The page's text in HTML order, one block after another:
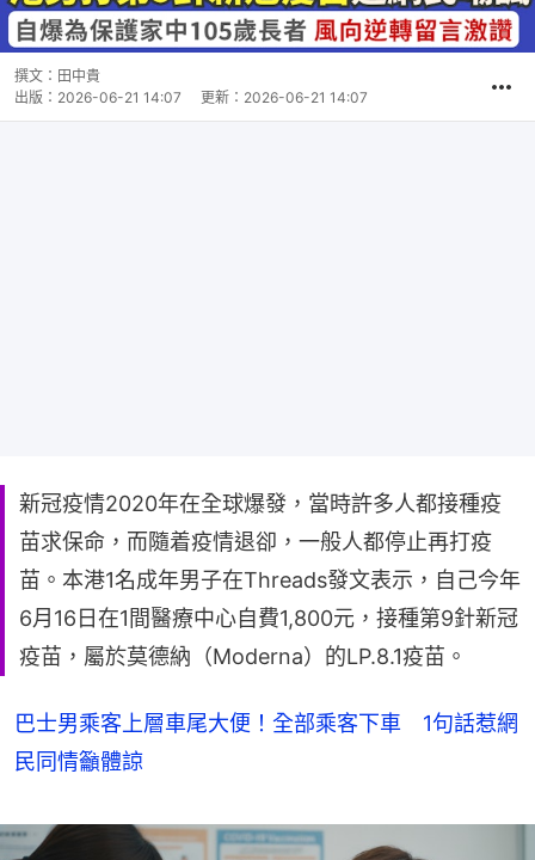
撰文： 田中貴
出版： 2026-06-21 14:07 更新： 2026-06-21 14:07
新冠疫情2020年在全球爆發，當時許多人都接種疫
苗求保命，而隨着疫情退卻，一般人都停止再打疫
苗。本港1名成年男子在Threads發文表示，自己今年
6月16日在1間醫療中心自費1,800元，接種第9針新冠
疫苗，屬於莫德納（Moderna）的LP.8.1疫苗。
巴士男乘客上層車尾大便！全部乘客下車 1句話惹網
民同情籲體諒